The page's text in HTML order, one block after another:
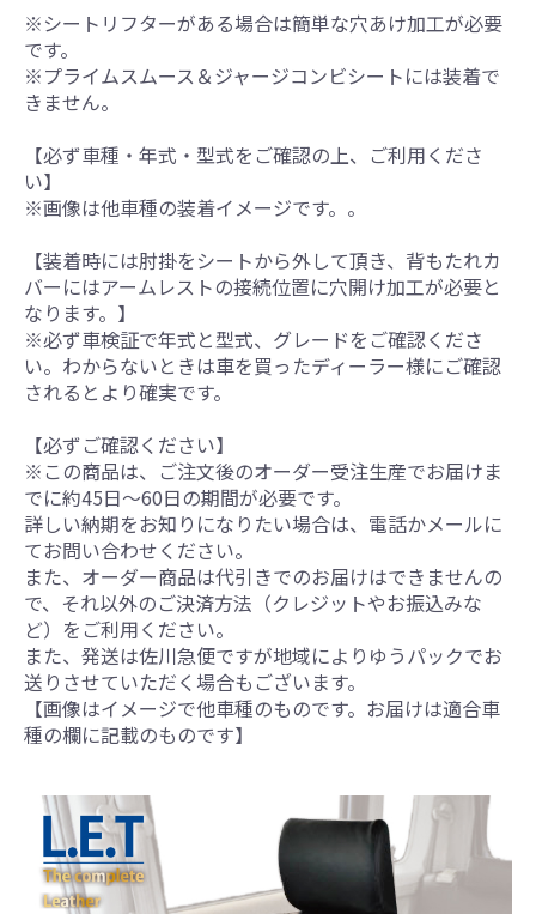
※シートリフターがある場合は簡単な穴あけ加工が必要
です。
※プライムスムース＆ジャージコンビシートには装着で
きません。
【必ず車種・年式・型式をご確認の上、ご利用くださ
い】
※画像は他車種の装着イメージです。。
【装着時には肘掛をシートから外して頂き、背もたれカ
バーにはアームレストの接続位置に穴開け加工が必要と
なります。】
※必ず車検証で年式と型式、グレードをご確認くださ
い。わからないときは車を買ったディーラー様にご確認
されるとより確実です。
【必ずご確認ください】
※この商品は、ご注文後のオーダー受注生産でお届けま
でに約45日～60日の期間が必要です。
詳しい納期をお知りになりたい場合は、電話かメールに
てお問い合わせください。
また、オーダー商品は代引きでのお届けはできませんの
で、それ以外のご決済方法（クレジットやお振込みな
ど）をご利用ください。
また、発送は佐川急便ですが地域によりゆうパックでお
送りさせていただく場合もございます。
【画像はイメージで他車種のものです。お届けは適合車
種の欄に記載のものです】